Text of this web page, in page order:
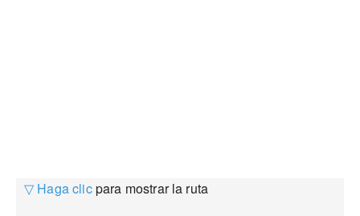
▽ Haga clicpara mostrar la ruta